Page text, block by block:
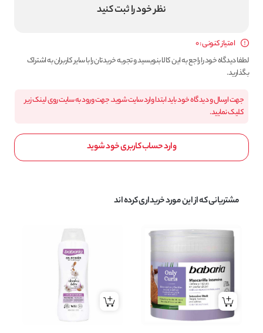
نظر خود را ثبت کنید
امتیاز کنونی : 0
لطفا دیدگاه خود را راجع به این کالا بنویسید و تجربه خریدتان را با سایر کاربران به اشتراک
بگذارید.
جهت ارسال و دیدگاه خود باید ابتدا وارد سایت شوید. جهت ورود به سایت روی لینک زیر
کلیک نمایید.
وارد حساب کاربری خود شوید
مشتریانی که از این مورد خریداری کرده اند